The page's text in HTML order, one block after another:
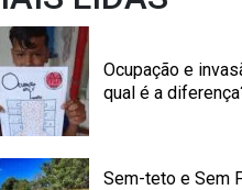
Ocupação e
qual é a
Sem-teto e Sem